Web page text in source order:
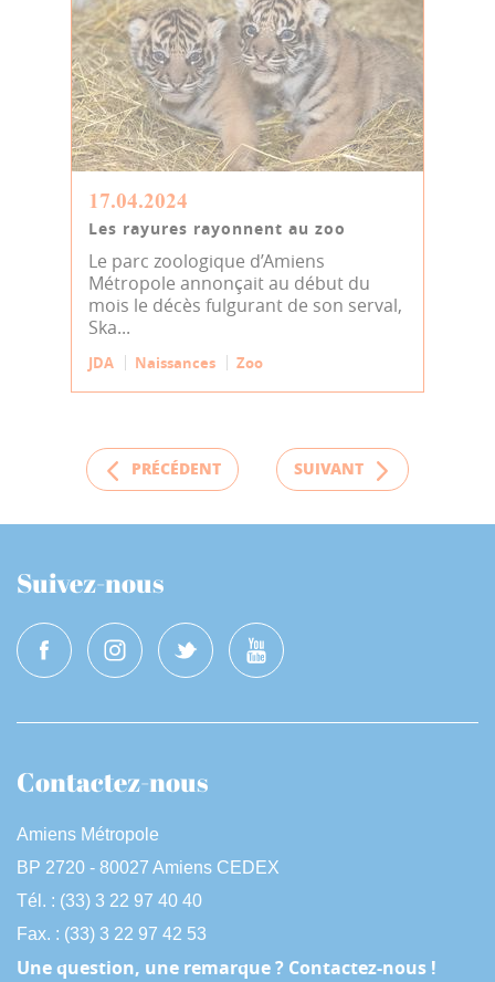
17.04.2024
Les rayures rayonnent au zoo
Le parc zoologique d’Amiens
Métropole annonçait au début du
mois le décès fulgurant de son serval,
Ska...
JDA Naissances Zoo
PRÉCÉDENT SUIVANT
Suivez-nous
Contactez-nous
Amiens Métropole
BP 2720 - 80027 Amiens CEDEX
Tél. : (33) 3 22 97 40 40
Fax. : (33) 3 22 97 42 53
Une question, une remarque ? Contactez-nous !